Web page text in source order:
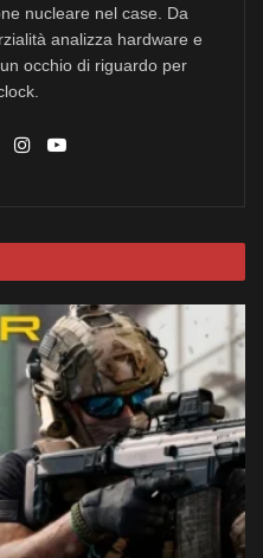
nucleare nel case. Da
analizza hardware e
occhio di riguardo per